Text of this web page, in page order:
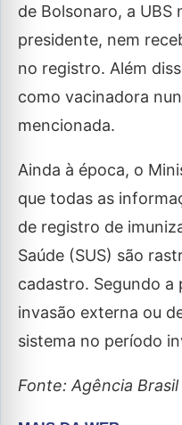
de Bolsonaro, a UBS
presidente, nem
no registro. Além
como vacinadora
mencionada.
Ainda à época, o
que todas as
de registro de
Saúde (SUS) são
cadastro. Segundo a
invasão externa ou
sistema no período
Fonte: Agência Brasil